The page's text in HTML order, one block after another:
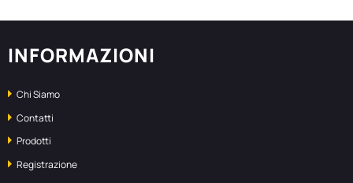
INFORMAZIONI
Chi Siamo
Contatti
Prodotti
Registrazione